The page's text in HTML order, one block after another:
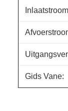
Gids Vane: